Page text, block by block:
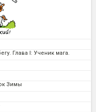
Глава I: Ученик мага.
Зимы